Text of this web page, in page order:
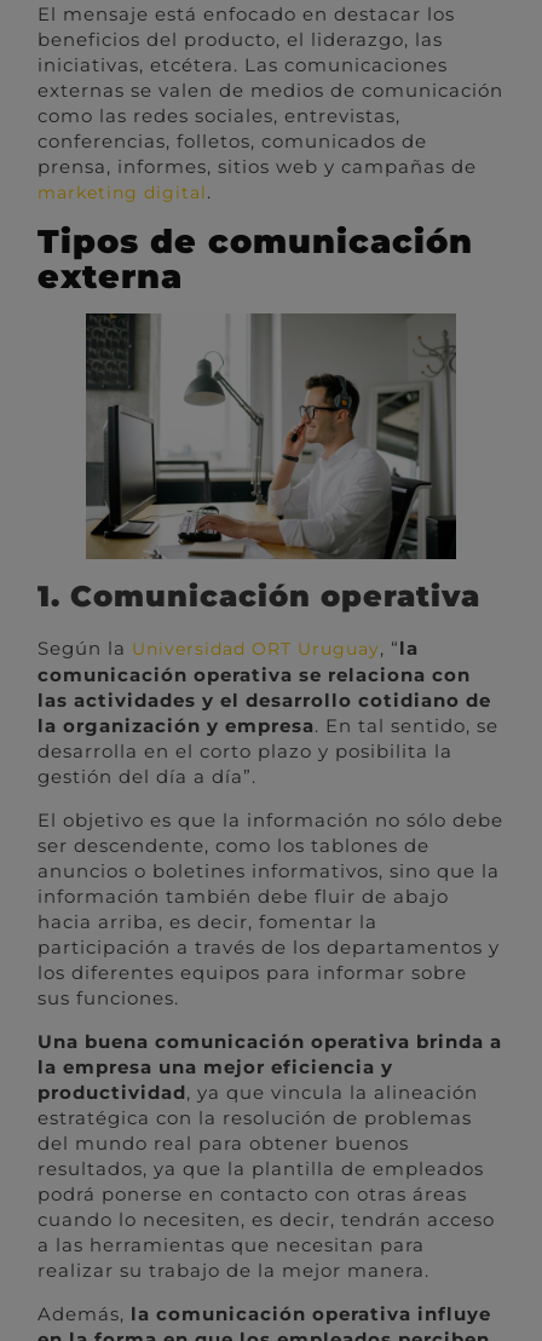
El mensaje está enfocado en destacar los
beneficios del producto, el liderazgo, las
iniciativas, etcétera. Las comunicaciones
externas se valen de medios de comunicación
como las redes sociales, entrevistas,
conferencias, folletos, comunicados de
prensa, informes, sitios web y campañas de
marketing digital.
Tipos de comunicación
externa
1. Comunicación operativa
Según la Universidad ORT Uruguay, “la
comunicación operativa se relaciona con
las actividades y el desarrollo cotidiano de
la organización y empresa. En tal sentido, se
desarrolla en el corto plazo y posibilita la
gestión del día a día”.
El objetivo es que la información no sólo debe
ser descendente, como los tablones de
anuncios o boletines informativos, sino que la
información también debe fluir de abajo
hacia arriba, es decir, fomentar la
participación a través de los departamentos y
los diferentes equipos para informar sobre
sus funciones.
Una buena comunicación operativa brinda a
la empresa una mejor eficiencia y
productividad, ya que vincula la alineación
estratégica con la resolución de problemas
del mundo real para obtener buenos
resultados, ya que la plantilla de empleados
podrá ponerse en contacto con otras áreas
cuando lo necesiten, es decir, tendrán acceso
a las herramientas que necesitan para
realizar su trabajo de la mejor manera.
Además, la comunicación operativa influye